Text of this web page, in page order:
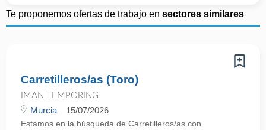
Te proponemos ofertas de trabajo en sectores similares
Carretilleros/as (Toro)
IMAN TEMPORING
Murcia 15/07/2026
Estamos en la búsqueda de Carretilleros/as con